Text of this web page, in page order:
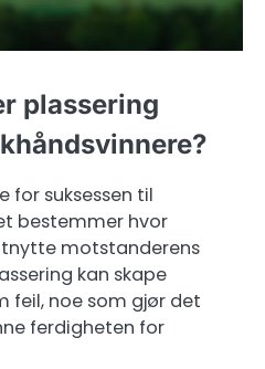
plassering
for suksessen til
bestemmer hvor
motstanderens
kan skape
feil, noe som gjør det
ferdigheten for